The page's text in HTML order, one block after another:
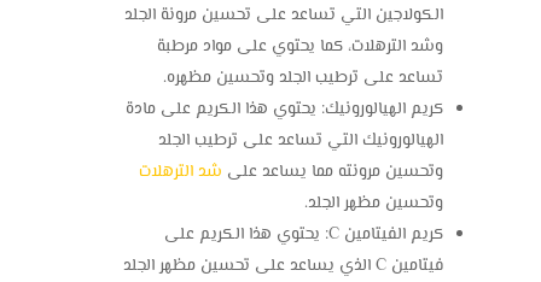
الكولاجين التي تساعد على تحسين مرونة الجلد
وشد الترهلات، كما يحتوي على مواد مرطبة
تساعد على ترطيب الجلد وتحسين مظهره.
كريم الهيالورونيك: يحتوي هذا الكريم على مادة
الهيالورونيك التي تساعد على ترطيب الجلد
وتحسين مرونته مما يساعد على شد الترهلات
وتحسين مظهر الجلد.
كريم الفيتامين C: يحتوي هذا الكريم على
فيتامين C الذي يساعد على تحسين مظهر الجلد